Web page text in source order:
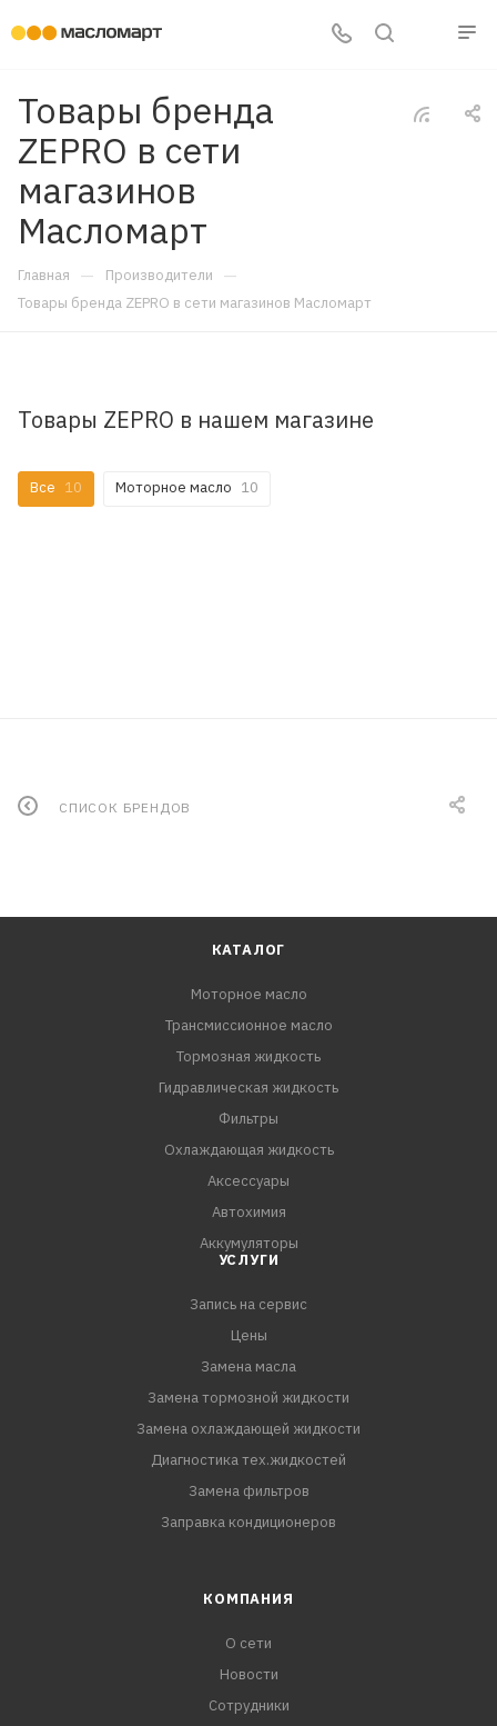
Товары бренда
ZEPRO в сети
магазинов
Масломарт
Главная — Производители —
Товары бренда ZEPRO в сети магазинов Масломарт
Товары ZEPRO в нашем магазине
Все 10 Моторное масло 10
СПИСОК БРЕНДОВ
КАТАЛОГ
Моторное масло
Трансмиссионное масло
Тормозная жидкость
Гидравлическая жидкость
Фильтры
Охлаждающая жидкость
Аксессуары
Автохимия
Аккумуляторы
УСЛУГИ
Запись на сервис
Цены
Замена масла
Замена тормозной жидкости
Замена охлаждающей жидкости
Диагностика тех.жидкостей
Замена фильтров
Заправка кондиционеров
КОМПАНИЯ
О сети
Новости
Сотрудники